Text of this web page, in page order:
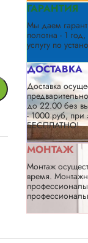
ГАРАНТИЯ
Мы даем
полотна - 1
услугу по
ДОСТАВКА
Доставка
до 22.00 без
- 1000 руб, при
БЕСПЛАТНО!
МОНТАЖ
Монтаж
время.